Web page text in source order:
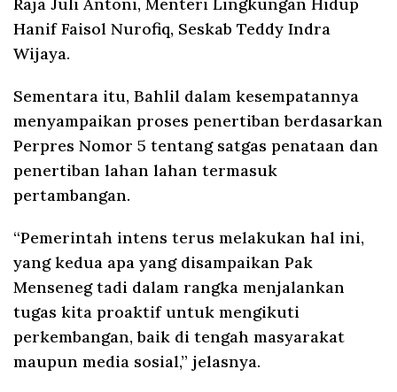
Hanif Faisol Nurofiq, Seskab Teddy Indra
Wijaya.
Sementara itu, Bahlil dalam kesempatannya
menyampaikan proses penertiban berdasarkan
Perpres Nomor 5 tentang satgas penataan dan
penertiban lahan lahan termasuk
pertambangan.
“Pemerintah intens terus melakukan hal ini,
yang kedua apa yang disampaikan Pak
Menseneg tadi dalam rangka menjalankan
tugas kita proaktif untuk mengikuti
perkembangan, baik di tengah masyarakat
maupun media sosial,” jelasnya.